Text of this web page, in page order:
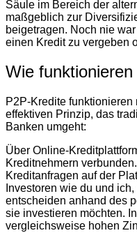
Säule im Bereich der
maßgeblich zur
beigetragen. Noch nie
einen Kredit zu vergeben
Wie
P2P-Kredite
effektiven Prinzip, das
Banken umgeht:
Über Online-
Kreditnehmern
Kreditanfragen auf der
Investoren wie du und
entscheiden anhand des
sie investieren möchten.
vergleichsweise hohen